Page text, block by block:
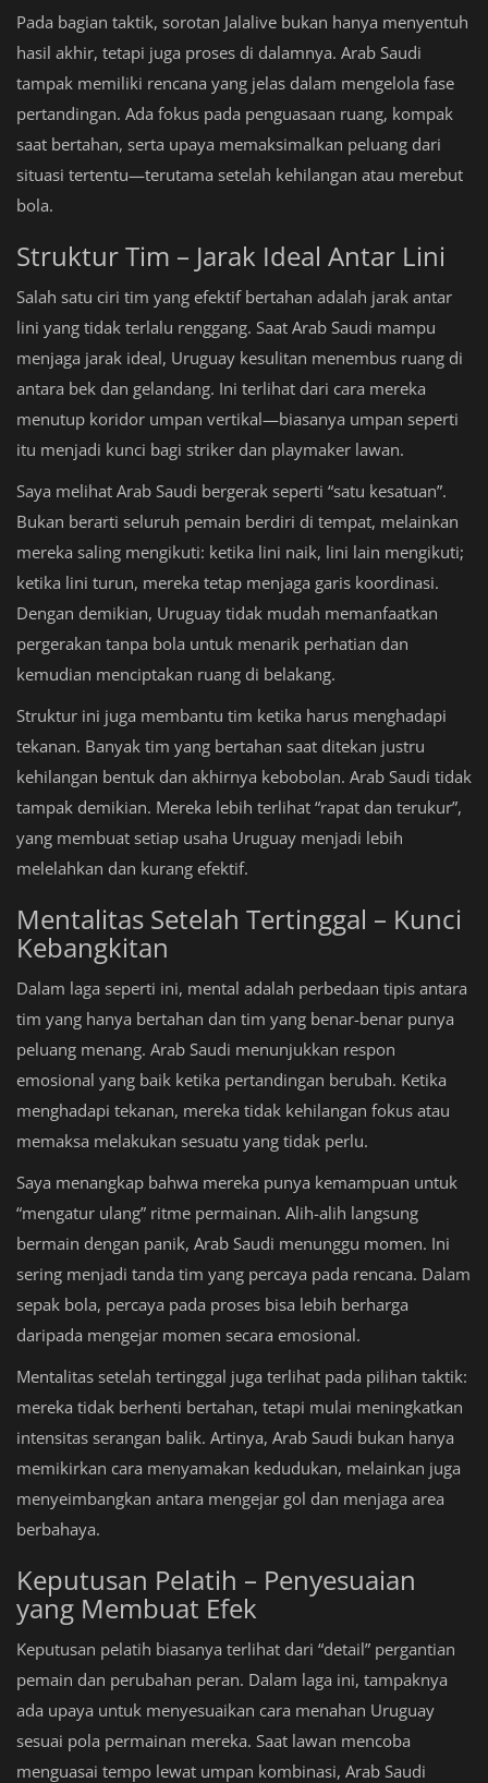
Pada bagian taktik, sorotan Jalalive bukan hanya menyentuh
hasil akhir, tetapi juga proses di dalamnya. Arab Saudi
tampak memiliki rencana yang jelas dalam mengelola fase
pertandingan. Ada fokus pada penguasaan ruang, kompak
saat bertahan, serta upaya memaksimalkan peluang dari
situasi tertentu—terutama setelah kehilangan atau merebut
bola.
Struktur Tim – Jarak Ideal Antar Lini
Salah satu ciri tim yang efektif bertahan adalah jarak antar
lini yang tidak terlalu renggang. Saat Arab Saudi mampu
menjaga jarak ideal, Uruguay kesulitan menembus ruang di
antara bek dan gelandang. Ini terlihat dari cara mereka
menutup koridor umpan vertikal—biasanya umpan seperti
itu menjadi kunci bagi striker dan playmaker lawan.
Saya melihat Arab Saudi bergerak seperti “satu kesatuan”.
Bukan berarti seluruh pemain berdiri di tempat, melainkan
mereka saling mengikuti: ketika lini naik, lini lain mengikuti;
ketika lini turun, mereka tetap menjaga garis koordinasi.
Dengan demikian, Uruguay tidak mudah memanfaatkan
pergerakan tanpa bola untuk menarik perhatian dan
kemudian menciptakan ruang di belakang.
Struktur ini juga membantu tim ketika harus menghadapi
tekanan. Banyak tim yang bertahan saat ditekan justru
kehilangan bentuk dan akhirnya kebobolan. Arab Saudi tidak
tampak demikian. Mereka lebih terlihat “rapat dan terukur”,
yang membuat setiap usaha Uruguay menjadi lebih
melelahkan dan kurang efektif.
Mentalitas Setelah Tertinggal – Kunci
Kebangkitan
Dalam laga seperti ini, mental adalah perbedaan tipis antara
tim yang hanya bertahan dan tim yang benar-benar punya
peluang menang. Arab Saudi menunjukkan respon
emosional yang baik ketika pertandingan berubah. Ketika
menghadapi tekanan, mereka tidak kehilangan fokus atau
memaksa melakukan sesuatu yang tidak perlu.
Saya menangkap bahwa mereka punya kemampuan untuk
“mengatur ulang” ritme permainan. Alih-alih langsung
bermain dengan panik, Arab Saudi menunggu momen. Ini
sering menjadi tanda tim yang percaya pada rencana. Dalam
sepak bola, percaya pada proses bisa lebih berharga
daripada mengejar momen secara emosional.
Mentalitas setelah tertinggal juga terlihat pada pilihan taktik:
mereka tidak berhenti bertahan, tetapi mulai meningkatkan
intensitas serangan balik. Artinya, Arab Saudi bukan hanya
memikirkan cara menyamakan kedudukan, melainkan juga
menyeimbangkan antara mengejar gol dan menjaga area
berbahaya.
Keputusan Pelatih – Penyesuaian
yang Membuat Efek
Keputusan pelatih biasanya terlihat dari “detail” pergantian
pemain dan perubahan peran. Dalam laga ini, tampaknya
ada upaya untuk menyesuaikan cara menahan Uruguay
sesuai pola permainan mereka. Saat lawan mencoba
menguasai tempo lewat umpan kombinasi, Arab Saudi